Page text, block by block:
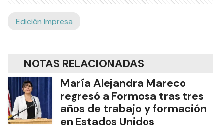
Edición Impresa
NOTAS RELACIONADAS
María Alejandra Mareco
regresó a Formosa tras tres
años de trabajo y formación
en Estados Unidos